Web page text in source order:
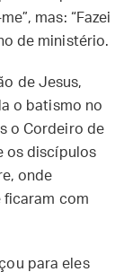
mas: “Fazei
de ministério.
de Jesus,
o batismo no
o Cordeiro de
os discípulos
onde
ficaram com
para eles